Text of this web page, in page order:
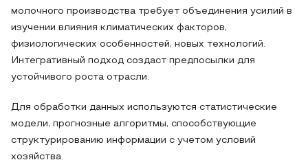
молочного производства требует объединения усилий в
изучении влияния климатических факторов,
физиологических особенностей, новых технологий.
Интегративный подход создаст предпосылки для
устойчивого роста отрасли.
Для обработки данных используются статистические
модели, прогнозные алгоритмы, способствующие
структурированию информации с учетом условий
хозяйства.